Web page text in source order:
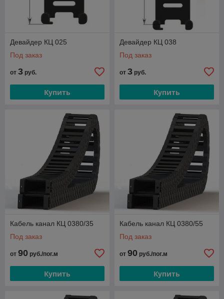
Девайдер КЦ 025
Под заказ
от 3 руб.
Купить
Девайдер КЦ 038
Под заказ
от 3 руб.
Купить
Кабель канал КЦ 0380/35
Под заказ
от 90 руб./пог.м
Купить
Кабель канал КЦ 0380/55
Под заказ
от 90 руб./пог.м
Купить